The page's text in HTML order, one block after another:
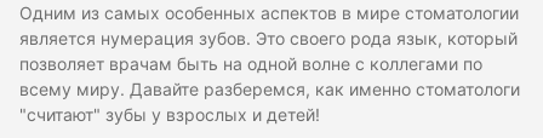
Одним из самых особенных аспектов в мире стоматологии
является нумерация зубов. Это своего рода язык, который
позволяет врачам быть на одной волне с коллегами по
всему миру. Давайте разберемся, как именно стоматологи
"считают" зубы у взрослых и детей!